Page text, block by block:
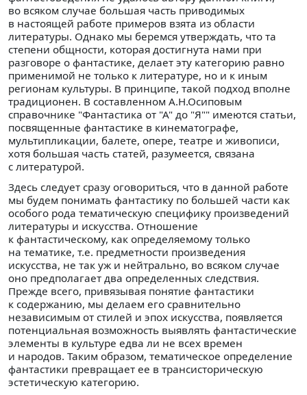
во всяком случае большая часть приводимых
в настоящей работе примеров взята из области
литературы. Однако мы беремся утверждать, что та
степени общности, которая достигнута нами при
разговоре о фантастике, делает эту категорию равно
применимой не только к литературе, но и к иным
регионам культуры. В принципе, такой подход вполне
традиционен. В составленном А.Н.Осиповым
справочнике "Фантастика от "А" до "Я"" имеются статьи,
посвященные фантастике в кинематографе,
мультипликации, балете, опере, театре и живописи,
хотя большая часть статей, разумеется, связана
с литературой.
Здесь следует сразу оговориться, что в данной работе
мы будем понимать фантастику по большей части как
особого рода тематическую специфику произведений
литературы и искусства. Отношение
к фантастическому, как определяемому только
на тематике, т.е. предметности произведения
искусства, не так уж и нейтрально, во всяком случае
оно предполагает два определенных следствия.
Прежде всего, привязывая понятие фантастики
к содержанию, мы делаем его сравнительно
независимым от стилей и эпох искусства, появляется
потенциальная возможность выявлять фантастические
элементы в культуре едва ли не всех времен
и народов. Таким образом, тематическое определение
фантастики превращает ее в трансисторическую
эстетическую категорию.